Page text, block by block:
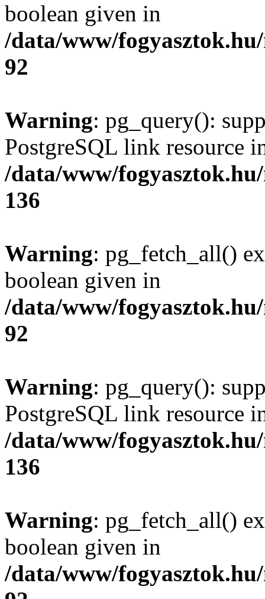
boolean given in
/data/www/
92
Warning: pg_query():
PostgreSQL link resource
/data/www/
136
Warning: pg_fetch_all()
boolean given in
/data/www/
92
Warning: pg_query():
PostgreSQL link resource
/data/www/
136
Warning: pg_fetch_all()
boolean given in
/data/www/